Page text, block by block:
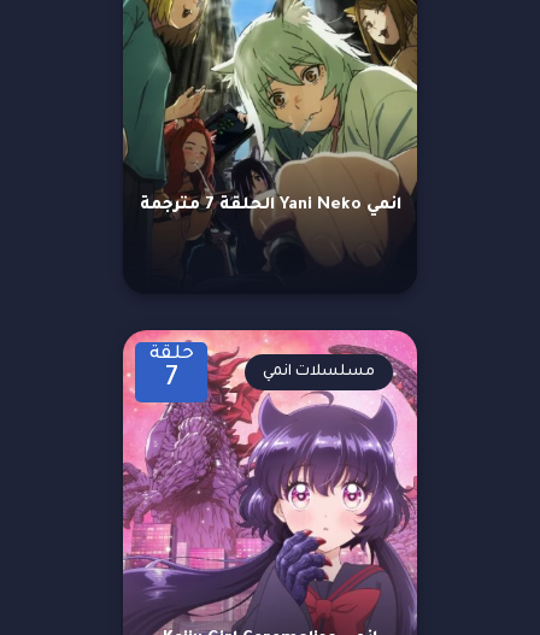
انمي Yani Neko الحلقة 7 مترجمة
حلقة
7 مسلسلات انمي